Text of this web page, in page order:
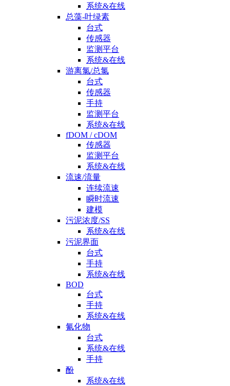
系统&在线
总藻-叶绿素
台式
传感器
监测平台
系统&在线
游离氯/总氯
台式
传感器
手持
监测平台
系统&在线
fDOM / cDOM
传感器
监测平台
系统&在线
流速/流量
连续流速
瞬时流速
建模
污泥浓度/SS
系统&在线
污泥界面
台式
手持
系统&在线
BOD
台式
手持
系统&在线
氰化物
台式
系统&在线
手持
酚
系统&在线